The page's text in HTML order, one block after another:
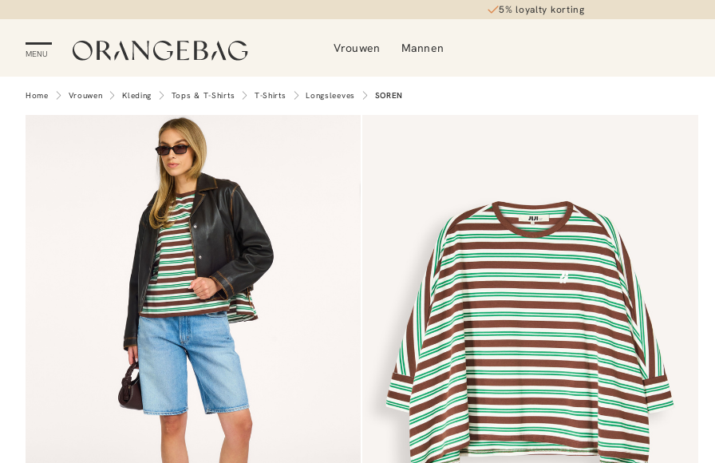
5% loyalty korting
MENU Vrouwen Mannen
Home Vrouwen Kleding Tops & T-Shirts T-Shirts Longsleeves SOREN